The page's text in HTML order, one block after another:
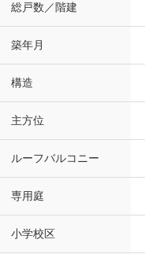
総戸数／階建
築年月
構造
主方位
ルーフバルコニー
専用庭
小学校区